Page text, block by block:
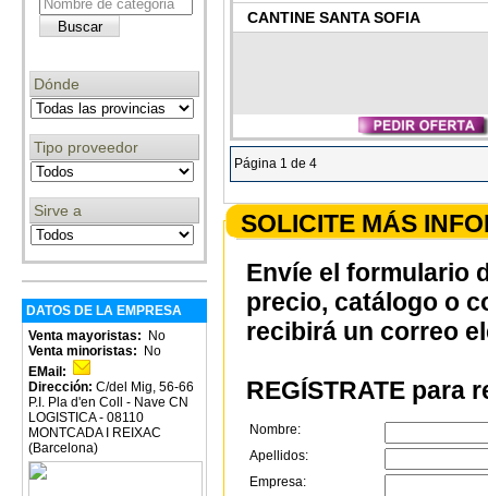
Dónde
Tipo proveedor
Sirve a
DATOS DE LA EMPRESA
Venta mayoristas:
No
Venta minoristas:
No
EMail:
Dirección: C/del Mig, 56-66
P.I. Pla d'en Coll - Nave CN
LOGISTICA - 08110
MONTCADA I REIXAC
(Barcelona)
CANTINE SANTA SOFIA
Página 1 de 4
SOLICITE MÁS
Envíe el formulario
precio, catálogo o
recibirá un correo
REGÍSTRATE para
Nombre:
Apellidos:
Empresa: